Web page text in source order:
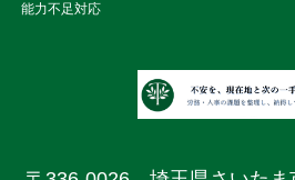
能力不足対応